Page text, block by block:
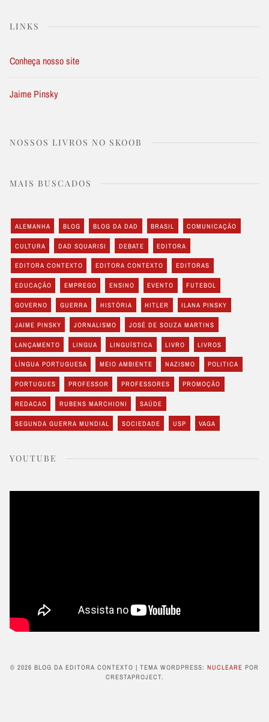
LINKS
Conheça nosso site
Jaime Pinsky
NOSSOS LIVROS NO SKOOB
MAIS BUSCADOS
ALEMANHA BLOG BLOG DA DAD BRASIL COMUNICAÇÃO
CULTURA DAD SQUARISI DEBATE EDITORA
EDITORA CONTEXTO EDITORA CONTEXTO EDITORAS
EDUCAÇÃO EMPREGO ENSINO EVENTO FUTEBOL
GOVERNO GUERRA HISTÓRIA HITLER ILANA PINSKY
JAIME PINSKY JORNALISMO JOSÉ DE SOUZA MARTINS
LANÇAMENTO LINGUA LINGUÍSTICA LIVRO LIVROS
LÍNGUA PORTUGUESA MEIO AMBIENTE NAZISMO POLITICA
PORTUGUES PROFESSOR PROFESSORES PROMOÇÃO
REDACAO RUBENS MARCHIONI SAÚDE
SEGUNDA GUERRA MUNDIAL SOCIEDADE USP VAGA
YOUTUBE
© 2026 BLOG DA EDITORA CONTEXTO | TEMA WORDPRESS: NUCLEARE POR
CRESTAPROJECT.